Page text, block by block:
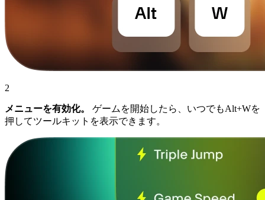
2
メニューを有効化。
ゲームを開始したら、いつでもAlt+Wを
押してツールキットを表示できます。